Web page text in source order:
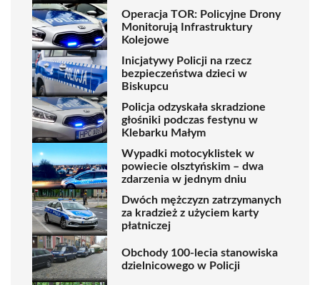
Operacja TOR: Policyjne Drony
Monitorują Infrastruktury
Kolejowe
Inicjatywy Policji na rzecz
bezpieczeństwa dzieci w
Biskupcu
Policja odzyskała skradzione
głośniki podczas festynu w
Klebarku Małym
Wypadki motocyklistek w
powiecie olsztyńskim – dwa
zdarzenia w jednym dniu
Dwóch mężczyzn zatrzymanych
za kradzież z użyciem karty
płatniczej
Obchody 100-lecia stanowiska
dzielnicowego w Policji